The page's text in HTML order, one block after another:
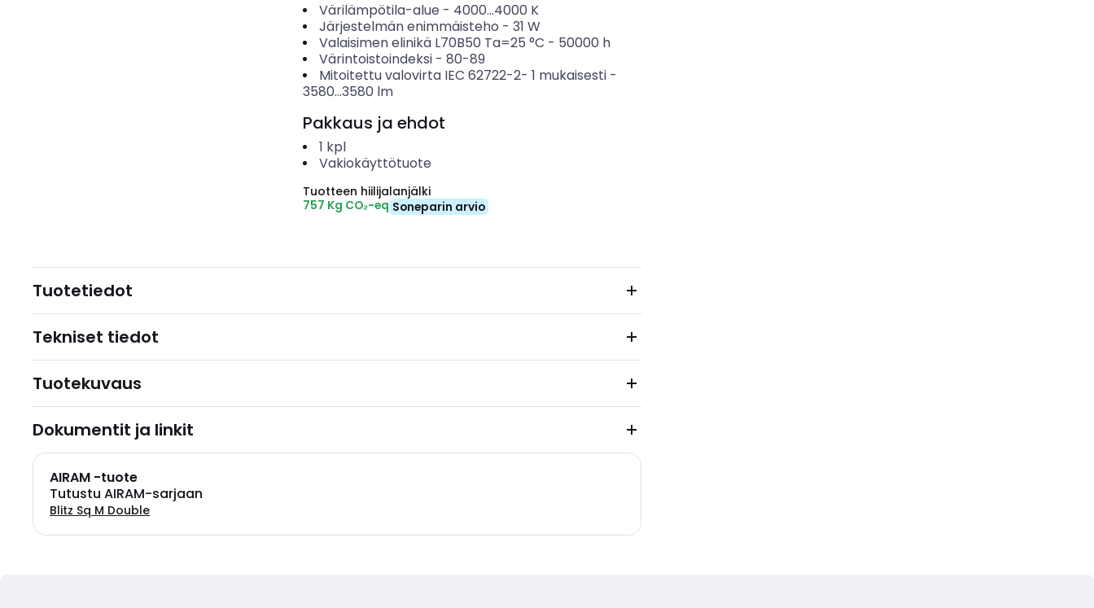
Värilämpötila-alue - 4000...4000 K
Järjestelmän enimmäisteho - 31 W
Valaisimen elinikä L70B50 Ta=25 °C - 50000 h
Värintoistoindeksi- 80-89
Mitoitettu valovirta IEC 62722-2- 1 mukaisesti-
3580...3580 lm
Pakkaus ja ehdot
1 kpl
Vakiokäyttötuote
Tuotteen hiilijalanjälki
757 Kg CO₂-eq Soneparin arvio
Tuotetiedot
Tekniset tiedot
Tuotekuvaus
Dokumentit ja linkit
AIRAM -tuote
Tutustu AIRAM-sarjaan
Blitz Sq M Double